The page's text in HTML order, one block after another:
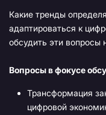
Какие тренды
адаптироваться к
обсудить эти вопросы
Вопросы в фокусе
Трансформация
цифровой